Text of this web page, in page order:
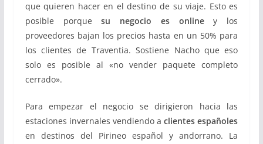
que quieren hacer en el destino de su viaje. Esto es
posible porquesu negocio es onliney los
proveedores bajan los precios hasta en un 50% para
los clientes de Traventia. Sostiene Nacho que eso
solo es posible al «no vender paquete completo
cerrado».
Para empezar el negocio se dirigieron hacia las
estaciones invernales vendiendo aclientes españoles
en destinos del Pirineo español y andorrano. La